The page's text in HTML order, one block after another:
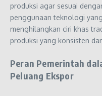
produksi agar sesuai
penggunaan teknologi
menghilangkan ciri khas
produksi yang konsisten
Peran Pemerintah
Peluang Ekspor